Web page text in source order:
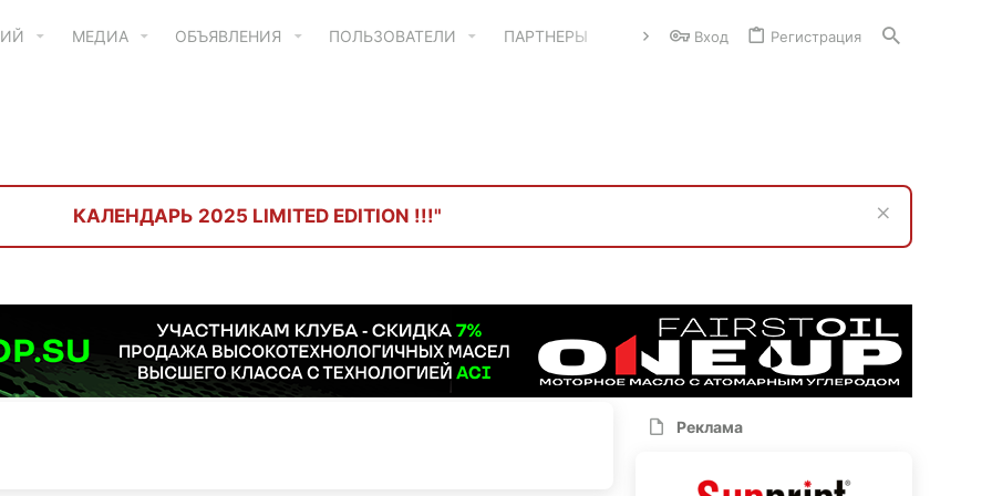
МЕДИА ОБЪЯВЛЕНИЯ ПОЛЬЗОВАТЕЛИ ПАРТНЕРЫ Вход Регистрация
КАЛЕНДАРЬ 2025 LIMITED EDITION !!!"
Реклама